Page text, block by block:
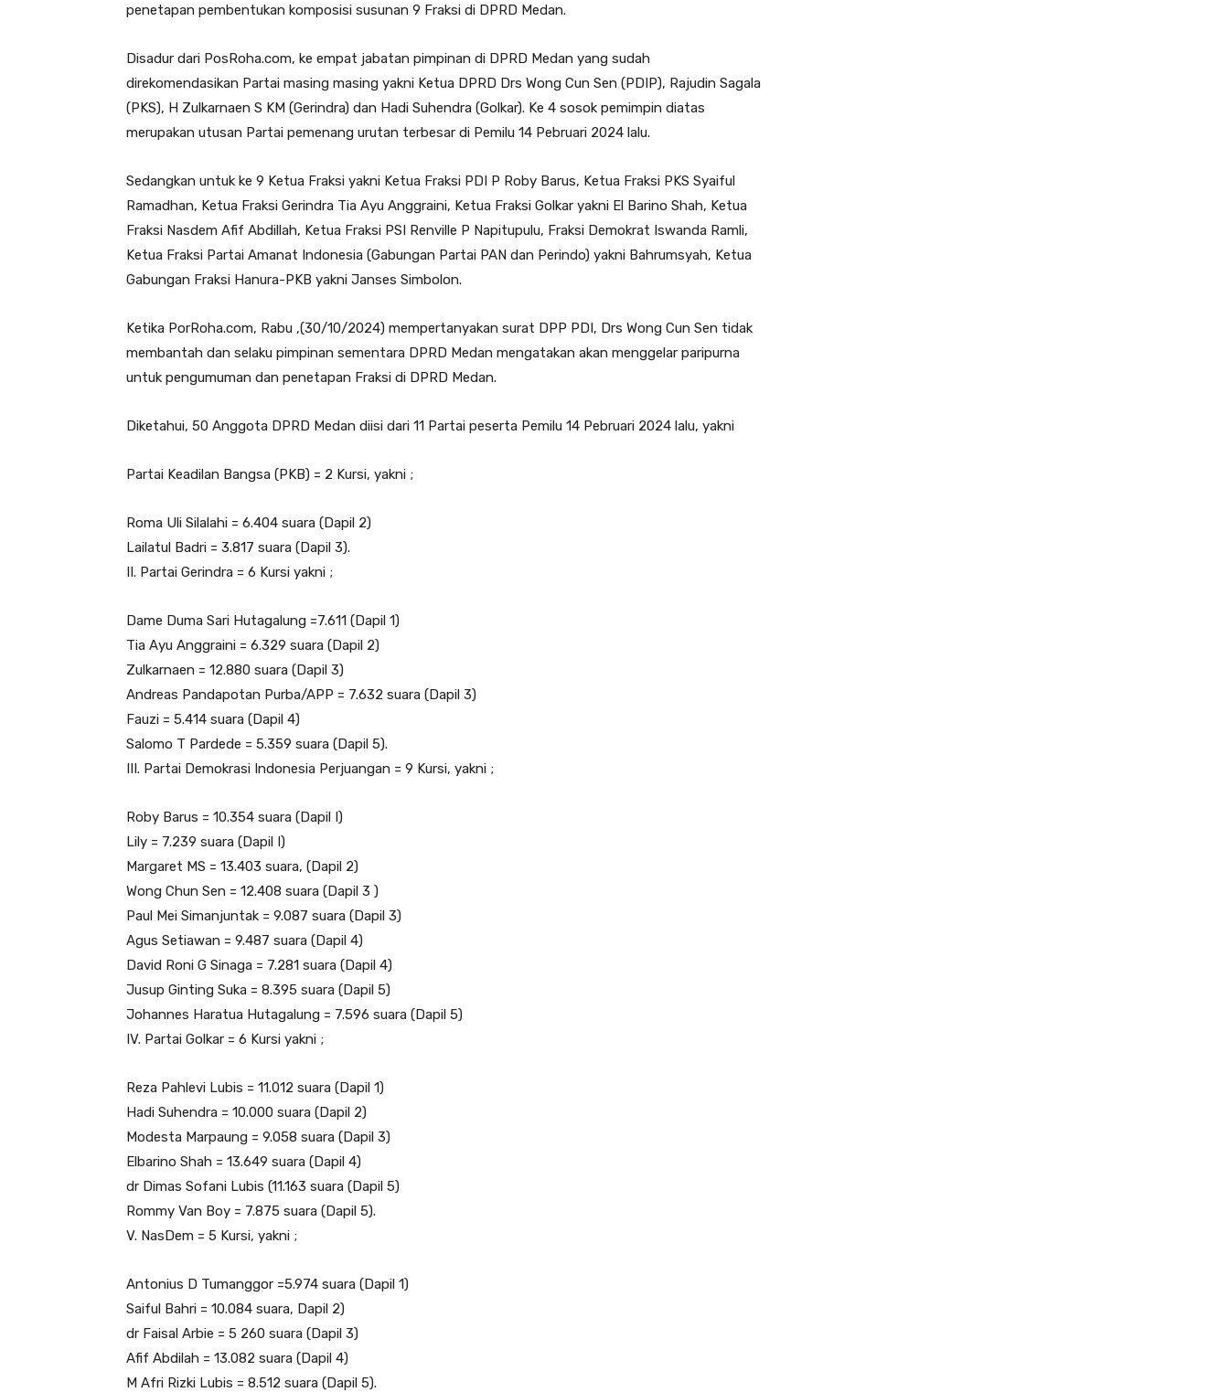
penetapan pembentukan komposisi susunan 9 Fraksi di DPRD Medan.
Disadur dari PosRoha.com, ke empat jabatan pimpinan di DPRD Medan yang sudah
direkomendasikan Partai masing masing yakni Ketua DPRD Drs Wong Cun Sen (PDIP), Rajudin Sagala
(PKS), H Zulkarnaen S KM (Gerindra) dan Hadi Suhendra (Golkar). Ke 4 sosok pemimpin diatas
merupakan utusan Partai pemenang urutan terbesar di Pemilu 14 Pebruari 2024 lalu.
Sedangkan untuk ke 9 Ketua Fraksi yakni Ketua Fraksi PDI P Roby Barus, Ketua Fraksi PKS Syaiful
Ramadhan, Ketua Fraksi Gerindra Tia Ayu Anggraini, Ketua Fraksi Golkar yakni El Barino Shah, Ketua
Fraksi Nasdem Afif Abdillah, Ketua Fraksi PSI Renville P Napitupulu, Fraksi Demokrat Iswanda Ramli,
Ketua Fraksi Partai Amanat Indonesia (Gabungan Partai PAN dan Perindo) yakni Bahrumsyah, Ketua
Gabungan Fraksi Hanura-PKB yakni Janses Simbolon.
Ketika PorRoha.com, Rabu ,(30/10/2024) mempertanyakan surat DPP PDI, Drs Wong Cun Sen tidak
membantah dan selaku pimpinan sementara DPRD Medan mengatakan akan menggelar paripurna
untuk pengumuman dan penetapan Fraksi di DPRD Medan.
Diketahui, 50 Anggota DPRD Medan diisi dari 11 Partai peserta Pemilu 14 Pebruari 2024 lalu, yakni
Partai Keadilan Bangsa (PKB) = 2 Kursi, yakni ;
Roma Uli Silalahi = 6.404 suara (Dapil 2)
Lailatul Badri = 3.817 suara (Dapil 3).
II. Partai Gerindra = 6 Kursi yakni ;
Dame Duma Sari Hutagalung =7.611 (Dapil 1)
Tia Ayu Anggraini = 6.329 suara (Dapil 2)
Zulkarnaen = 12.880 suara (Dapil 3)
Andreas Pandapotan Purba/APP = 7.632 suara (Dapil 3)
Fauzi = 5.414 suara (Dapil 4)
Salomo T Pardede = 5.359 suara (Dapil 5).
III. Partai Demokrasi Indonesia Perjuangan = 9 Kursi, yakni ;
Roby Barus = 10.354 suara (Dapil I)
Lily = 7.239 suara (Dapil I)
Margaret MS = 13.403 suara, (Dapil 2)
Wong Chun Sen = 12.408 suara (Dapil 3 )
Paul Mei Simanjuntak = 9.087 suara (Dapil 3)
Agus Setiawan = 9.487 suara (Dapil 4)
David Roni G Sinaga = 7.281 suara (Dapil 4)
Jusup Ginting Suka = 8.395 suara (Dapil 5)
Johannes Haratua Hutagalung = 7.596 suara (Dapil 5)
IV. Partai Golkar = 6 Kursi yakni ;
Reza Pahlevi Lubis = 11.012 suara (Dapil 1)
Hadi Suhendra = 10.000 suara (Dapil 2)
Modesta Marpaung = 9.058 suara (Dapil 3)
Elbarino Shah = 13.649 suara (Dapil 4)
dr Dimas Sofani Lubis (11.163 suara (Dapil 5)
Rommy Van Boy = 7.875 suara (Dapil 5).
V. NasDem = 5 Kursi, yakni ;
Antonius D Tumanggor =5.974 suara (Dapil 1)
Saiful Bahri = 10.084 suara, Dapil 2)
dr Faisal Arbie = 5 260 suara (Dapil 3)
Afif Abdilah = 13.082 suara (Dapil 4)
M Afri Rizki Lubis = 8.512 suara (Dapil 5).